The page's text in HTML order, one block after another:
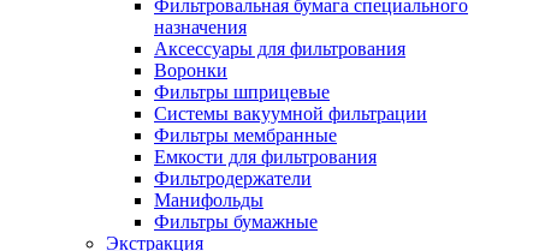
Фильтровальная бумага специального
назначения
Аксессуары для фильтрования
Воронки
Фильтры шприцевые
Системы вакуумной фильтрации
Фильтры мембранные
Емкости для фильтрования
Фильтродержатели
Манифольды
Фильтры бумажные
Экстракция